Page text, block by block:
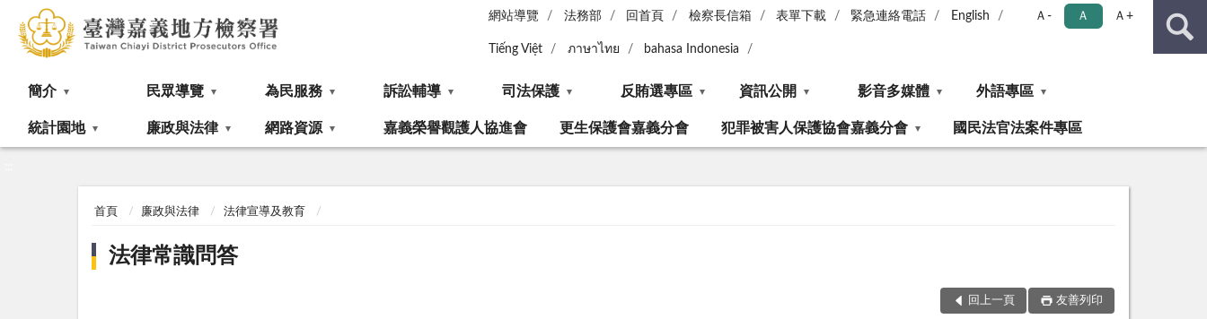
網站導覽 法務部 回首頁 檢察長信箱 表單下載 緊急連絡電話 English
Tiếng Việt ภาษาไทย bahasa Indonesia
Ａ- Ａ Ａ+
簡介 民眾導覽 為民服務 訴訟輔導 司法保護 反賄選專區 資訊公開 影音多媒體 外語專區
統計園地 廉政與法律 網路資源 嘉義榮譽觀護人協進會 更生保護會嘉義分會 犯罪被害人保護協會嘉義分會 國民法官法案件專區
首頁 廉政與法律 法律宣導及教育
法律常識問答
回上一頁 友善列印